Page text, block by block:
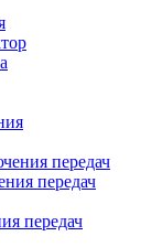
передач
передач
передач